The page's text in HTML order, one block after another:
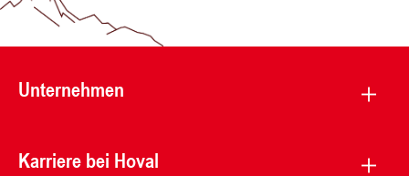
Unternehmen
Karriere bei Hoval